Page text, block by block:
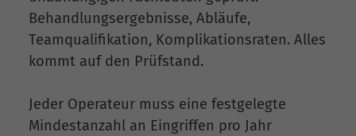
Behandlungsergebnisse, Abläufe,
Teamqualifikation, Komplikationsraten. Alles
kommt auf den Prüfstand.
Jeder Operateur muss eine festgelegte
Mindestanzahl an Eingriffen pro Jahr